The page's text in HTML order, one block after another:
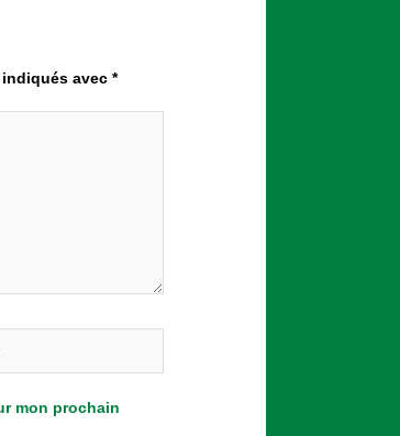
indiqués avec*
mon prochain